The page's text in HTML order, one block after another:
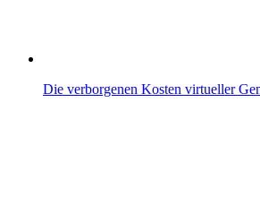
Die verborgenen Kosten virtueller